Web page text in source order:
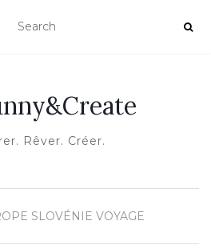
Rêver. Créer.
SLOVÉNIE VOYAGE